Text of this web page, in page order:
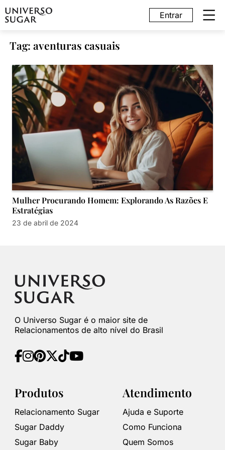
Entrar
Tag: aventuras casuais
Mulher Procurando Homem: Explorando As Razões E
Estratégias
23 de abril de 2024
O Universo Sugar é o maior site de
Relacionamentos de alto nível do Brasil
Produtos
Relacionamento Sugar
Sugar Daddy
Sugar Baby
Atendimento
Ajuda e Suporte
Como Funciona
Quem Somos